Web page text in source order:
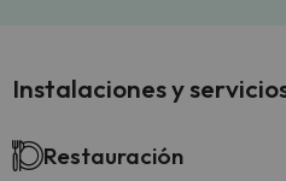
Instalaciones y
Restauración